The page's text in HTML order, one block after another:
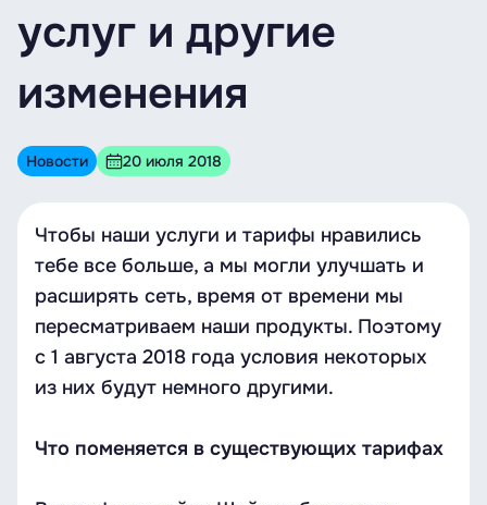
услуг и другие
изменения
Новости 20 июля 2018
Чтобы наши услуги и тарифы нравились
тебе все больше, а мы могли улучшать и
расширять сеть, время от времени мы
пересматриваем наши продукты. Поэтому
с 1 августа 2018 года условия некоторых
из них будут немного другими.
Что поменяется в существующих тарифах